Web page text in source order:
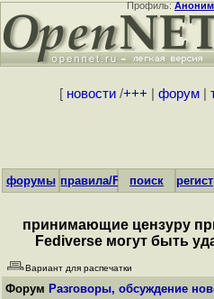
Профиль:Аноним
[ новости/+++ форум|
форумы правила/FAQпоиск
принимающие цензуру
Fediverse могут быть
Вариант для распечатки
Форум Разговоры, обсуждение